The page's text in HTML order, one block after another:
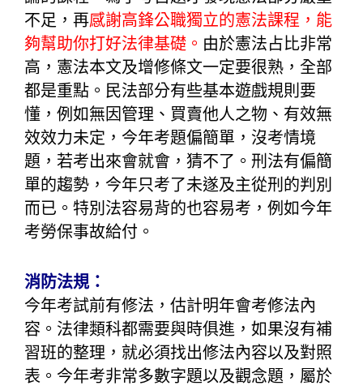
不足，再感謝高鋒公職獨立的憲法課程，能
夠幫助你打好法律基礎。 由於憲法占比非常
高，憲法本文及增修條文一定要很熟，全部
都是重點。民法部分有些基本遊戲規則要
懂，例如無因管理、買賣他人之物、有效無
效效力未定，今年考題偏簡單，沒考情境
題，若考出來會就會，猜不了。刑法有偏簡
單的趨勢，今年只考了未遂及主從刑的判別
而已。特別法容易背的也容易考，例如今年
考勞保事故給付。
消防法規：
今年考試前有修法，估計明年會考修法內
容。法律類科都需要與時俱進，如果沒有補
習班的整理，就必須找出修法內容以及對照
表。今年考非常多數字題以及觀念題，屬於